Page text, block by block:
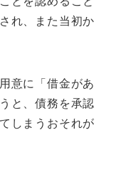
れ、また当初か
意に「借金があ
と、債務を承認
しまうおそれが